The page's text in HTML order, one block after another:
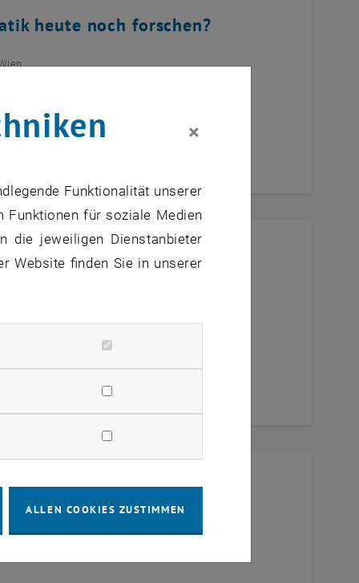
heute noch forschen?
eine Frau erfunden!”
×
Funktionalität unserer
Funktionen für soziale Medien
die jeweiligen Dienstanbieter
Website finden Sie in unserer
ALLEN COOKIES ZUSTIMMEN